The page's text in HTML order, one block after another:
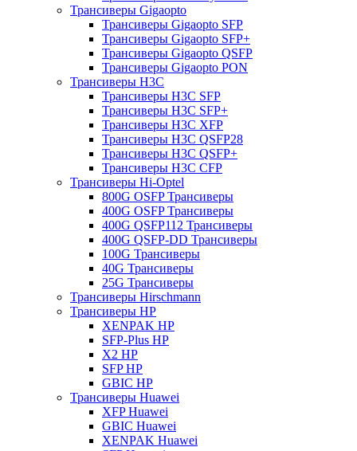
Трансиверы Gigaopto
Трансиверы Gigaopto SFP
Трансиверы Gigaopto SFP+
Трансиверы Gigaopto QSFP
Трансиверы Gigaopto PON
Трансиверы H3C
Трансиверы H3C SFP
Трансиверы H3C SFP+
Трансиверы H3C XFP
Трансиверы H3C QSFP28
Трансиверы H3C QSFP+
Трансиверы H3C CFP
Трансиверы Hi-Optel
800G OSFP Трансиверы
400G OSFP Трансиверы
400G QSFP112 Трансиверы
400G QSFP-DD Трансиверы
100G Трансиверы
40G Трансиверы
25G Трансиверы
Трансиверы Hirschmann
Трансиверы HP
XENPAK HP
SFP-Plus HP
X2 HP
SFP HP
GBIC HP
Трансиверы Huawei
XFP Huawei
GBIC Huawei
XENPAK Huawei